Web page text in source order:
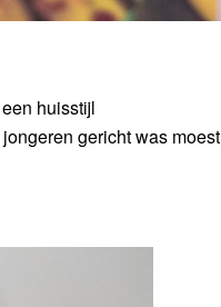
huisstijl
gericht was moest